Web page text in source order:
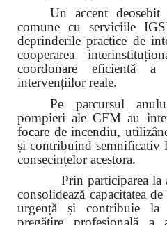
Un accent
comune cu serviciile
deprinderile practice de
cooperarea
coordonare eficientă
intervențiilor reale.
Pe parcursul
pompieri ale CFM au
focare de incendiu,
și contribuind semnificativ
consecințelor acestora.
Prin participarea la
consolidează capacitatea
urgență și contribuie la
pregătire profesională a